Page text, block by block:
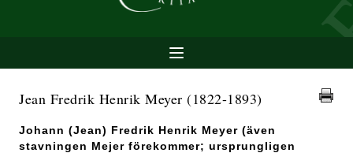
Jean Fredrik Henrik Meyer (1822-1893)
Johann (Jean) Fredrik Henrik Meyer (även
stavningen Mejer förekommer; ursprungligen